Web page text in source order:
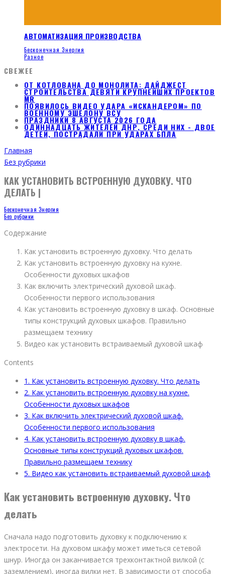
АВТОМАТИЗАЦИЯ ПРОИЗВОДСТВА
Бесконечная Энергия
Разное
СВЕЖЕЕ
ОТ КОТЛОВАНА ДО МОНОЛИТА: ДАЙДЖЕСТ
СТРОИТЕЛЬСТВА ДЕВЯТИ КРУПНЕЙШИХ ПРОЕКТОВ
MR
ПОЯВИЛОСЬ ВИДЕО УДАРА «ИСКАНДЕРОМ» ПО
ВОЕННОМУ ЭШЕЛОНУ ВСУ
ПРАЗДНИКИ 8 АВГУСТА 2026 ГОДА
ОДИННАДЦАТЬ ЖИТЕЛЕЙ ДНР, СРЕДИ НИХ - ДВОЕ
ДЕТЕЙ, ПОСТРАДАЛИ ПРИ УДАРАХ БПЛА
Главная
Без рубрики
КАК УСТАНОВИТЬ ВСТРОЕННУЮ ДУХОВКУ. ЧТО
ДЕЛАТЬ |
Бесконечная Энергия
Без рубрики
Содержание
Как установить встроенную духовку. Что делать
Как установить встроенную духовку на кухне.
Особенности духовых шкафов
Как включить электрический духовой шкаф.
Особенности первого использования
Как установить встроенную духовку в шкаф. Основные
типы конструкций духовых шкафов. Правильно
размещаем технику
Видео как установить встраиваемый духовой шкаф
Contents
1. Как установить встроенную духовку. Что делать
2. Как установить встроенную духовку на кухне.
Особенности духовых шкафов
3. Как включить электрический духовой шкаф.
Особенности первого использования
4. Как установить встроенную духовку в шкаф.
Основные типы конструкций духовых шкафов.
Правильно размещаем технику
5. Видео как установить встраиваемый духовой шкаф
Как установить встроенную духовку. Что
делать
Сначала надо подготовить духовку к подключению к
электросети. На духовом шкафу может иметься сетевой
шнур. Иногда он заканчивается трехконтактной вилкой (с
заземлением), иногда вилки нет. В зависимости от способа